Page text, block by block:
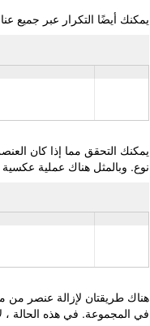
يمكنك أيضًا التكرار عبر جميع
يمكنك التحقق مما إذا كان
نوع. وبالمثل هناك عملية عكسية
هناك طريقتان لإزالة عنصر من
في المجموعة. في هذه الحالة ،